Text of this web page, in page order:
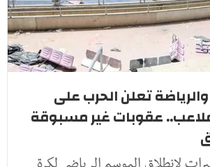
تعلن الحرب على
عقوبات غير مسبوقة